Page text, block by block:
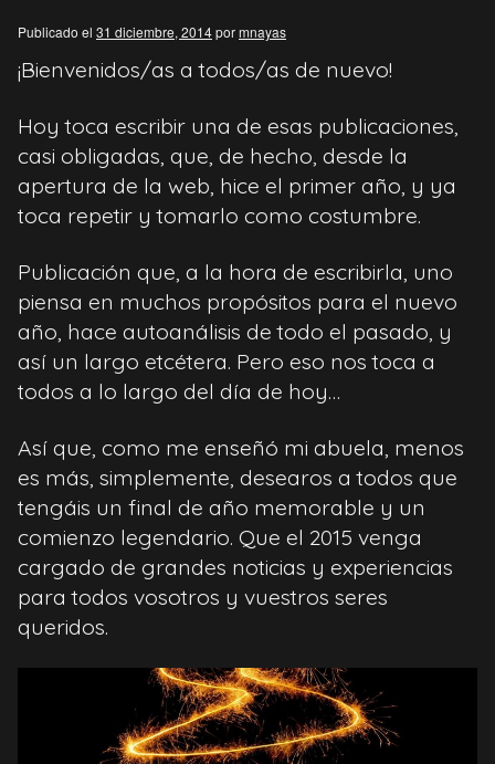
Publicado el 31 diciembre, 2014pormnayas
¡Bienvenidos/as a todos/as de nuevo!
Hoy toca escribir una de esas publicaciones,
casi obligadas, que, de hecho, desde la
apertura de la web, hice el primer año, y ya
toca repetir y tomarlo como costumbre.
Publicación que, a la hora de escribirla, uno
piensa en muchos propósitos para el nuevo
año, hace autoanálisis de todo el pasado, y
así un largo etcétera. Pero eso nos toca a
todos a lo largo del día de hoy…
Así que, como me enseñó mi abuela, menos
es más, simplemente, desearos a todos que
tengáis un final de año memorable y un
comienzo legendario. Que el 2015 venga
cargado de grandes noticias y experiencias
para todos vosotros y vuestros seres
queridos.